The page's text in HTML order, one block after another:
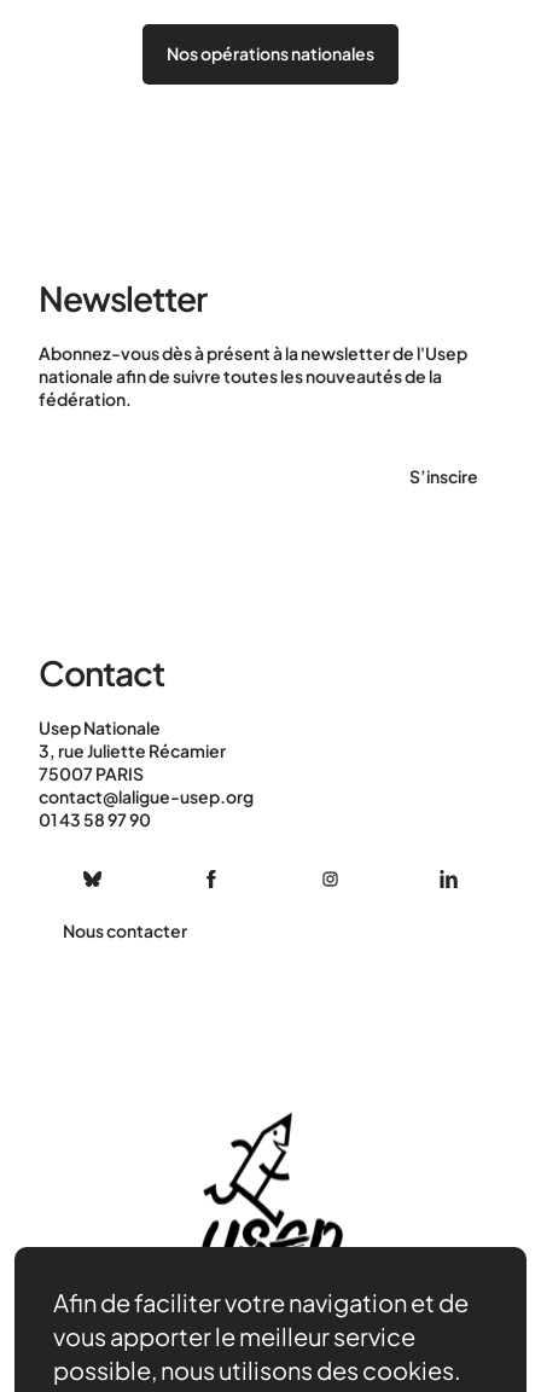
Nos opérations nationales
Newsletter
Abonnez-vous dès à présent à la newsletter de l'Usep
nationale afin de suivre toutes les nouveautés de la
fédération.
S’inscire
Contact
Usep Nationale
3, rue Juliette Récamier
75007 PARIS
contact@laligue-usep.org
01 43 58 97 90
Nous contacter
Afin de faciliter votre navigation et de
vous apporter le meilleur service
possible, nous utilisons des cookies.